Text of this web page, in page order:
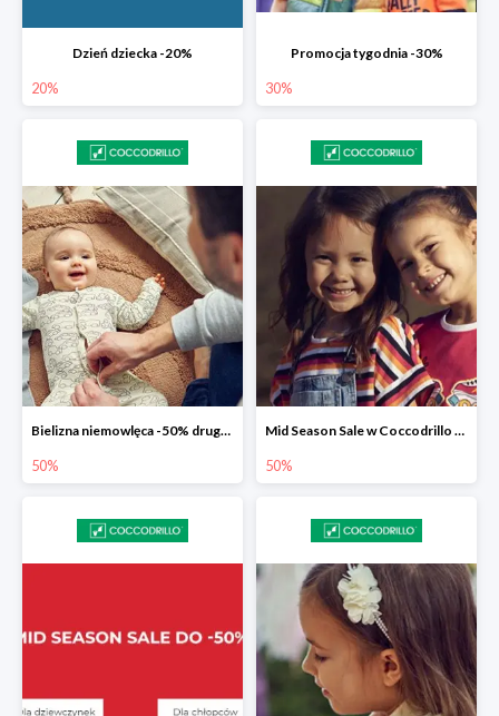
Dzień dziecka -20%
20%
Promocja tygodnia -30%
30%
Bielizna niemowlęca -50% druga sztuka
50%
Mid Season Sale w Coccodrillo do -50%
50%